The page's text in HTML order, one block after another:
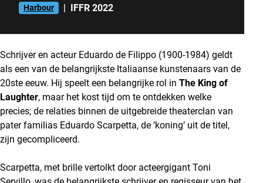
Harbour | IFFR 2022
Schrijver en acteur Eduardo de Filippo (1900-1984) geldt
als een van de belangrijkste Italiaanse kunstenaars van de
20ste eeuw. Hij speelt een belangrijke rol in The King of
Laughter, maar het kost tijd om te ontdekken welke
precies; de relaties binnen de uitgebreide theaterclan van
pater familias Eduardo Scarpetta, de ‘koning’ uit de titel,
zijn gecompliceerd.
Scarpetta, met brille vertolkt door acteergigant Toni